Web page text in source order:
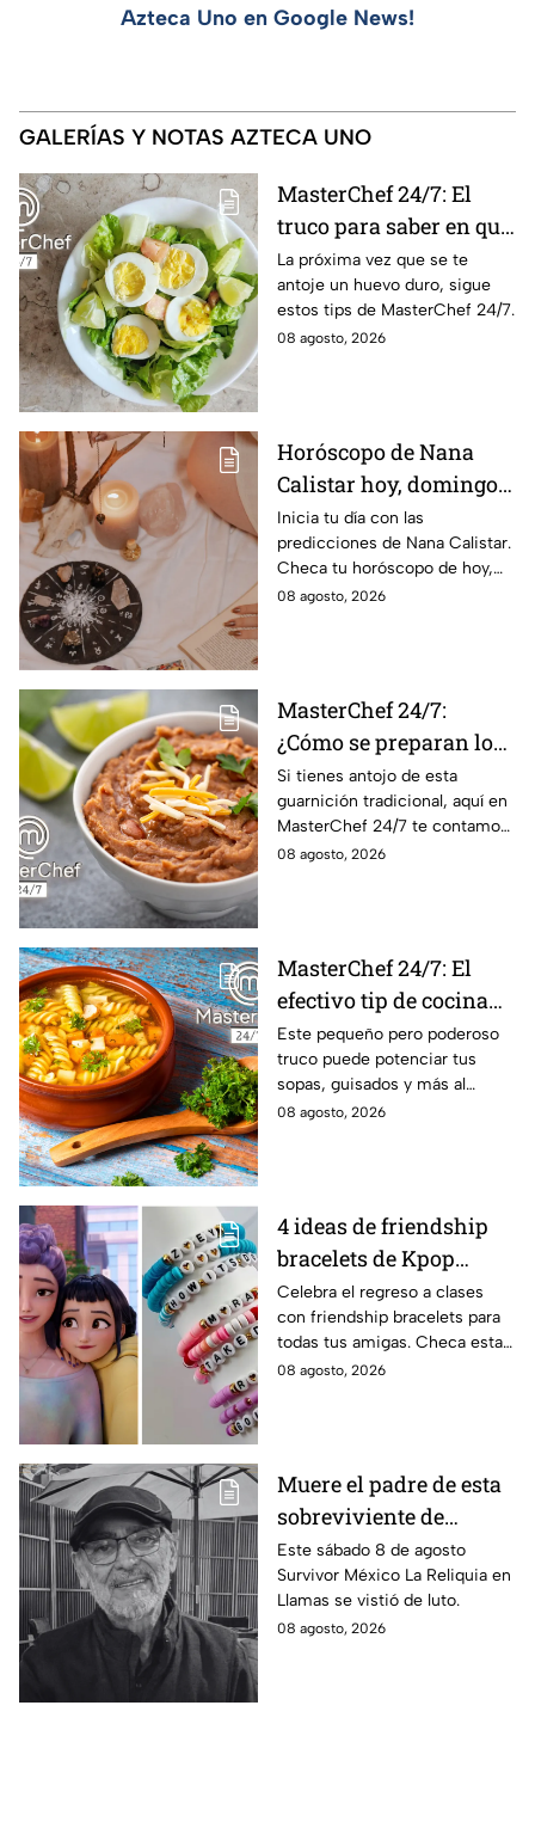
Azteca Uno en Google News!
GALERÍAS Y NOTAS AZTECA UNO
MasterChef 24/7: El
truco para saber en qué
momento está listo un
huevo cocido
La próxima vez que se te
antoje un huevo duro, sigue
estos tips de MasterChef 24/7.
08 agosto, 2026
Horóscopo de Nana
Calistar hoy, domingo 9
de agosto: estos signos
tendrán ingresos extra
Inicia tu día con las
predicciones de Nana Calistar.
Checa tu horóscopo de hoy,
domingo 9 de agosto, y
08 agosto, 2026
MasterChef 24/7:
¿Cómo se preparan los
frijoles puercos estilo
Sonora?
Si tienes antojo de esta
guarnición tradicional, aquí en
MasterChef 24/7 te contamos
la receta.
08 agosto, 2026
MasterChef 24/7: El
efectivo tip de cocina
de las abuelas para
darle sabor extra al
caldillo
Este pequeño pero poderoso
truco puede potenciar tus
sopas, guisados y más al
máximo.
08 agosto, 2026
4 ideas de friendship
bracelets de Kpop
Demon Hunters para
intercambiar con tus
mejores amigas este
regreso a clases
Celebra el regreso a clases
con friendship bracelets para
todas tus amigas. Checa estas
4 ideas inspiradas en Kpop
08 agosto, 2026
Muere el padre de esta
sobreviviente de
Survivor México La
Reliquia en Llamas
Este sábado 8 de agosto
Survivor México La Reliquia en
Llamas se vistió de luto.
08 agosto, 2026